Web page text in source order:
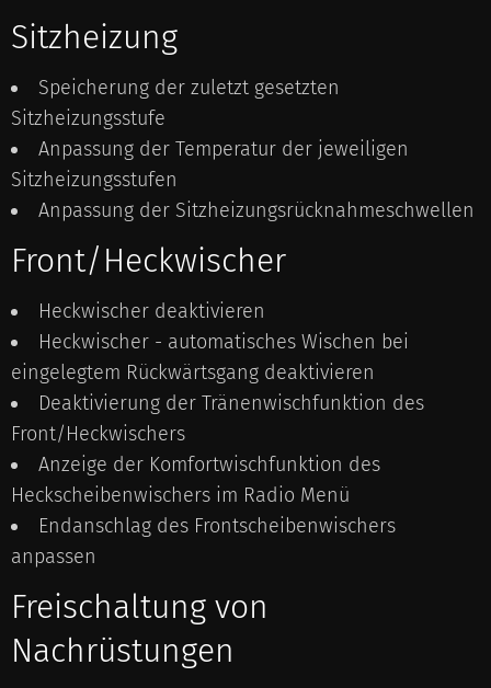
Sitzheizung
Speicherung der zuletzt gesetzten
Sitzheizungsstufe
Anpassung der Temperatur der jeweiligen
Sitzheizungsstufen
Anpassung der Sitzheizungsrücknahmeschwellen
Front/Heckwischer
Heckwischer deaktivieren
Heckwischer - automatisches Wischen bei
eingelegtem Rückwärtsgang deaktivieren
Deaktivierung der Tränenwischfunktion des
Front/Heckwischers
Anzeige der Komfortwischfunktion des
Heckscheibenwischers im Radio Menü
Endanschlag des Frontscheibenwischers
anpassen
Freischaltung von
Nachrüstungen